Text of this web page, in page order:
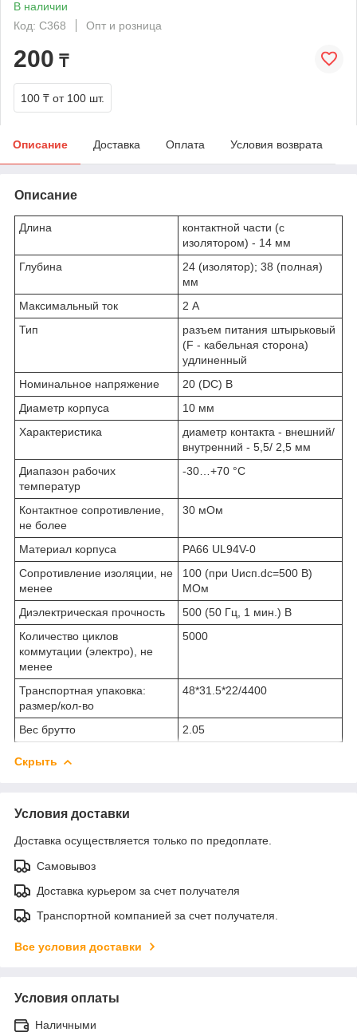
В наличии
Код: C368
Опт и розница
200 ₸
100 ₸ от 100 шт.
Описание Доставка Оплата Условия возврата
Описание
Длина
контактной части (с
изолятором) - 14 мм
Глубина
24 (изолятор); 38 (полная)
мм
Максимальный ток
2 А
Тип
разъем питания штырьковый
(F - кабельная сторона)
удлиненный
Номинальное напряжение
20 (DC) В
Диаметр корпуса
10 мм
Характеристика
диаметр контакта - внешний/
внутренний - 5,5/ 2,5 мм
Диапазон рабочих
температур
-30…+70 °С
Контактное сопротивление,
не более
30 мОм
Материал корпуса
PA66 UL94V-0
Сопротивление изоляции, не
менее
100 (при Uисп.dc=500 В)
МОм
Диэлектрическая прочность
500 (50 Гц, 1 мин.) В
Количество циклов
коммутации (электро), не
менее
5000
Транспортная упаковка:
размер/кол-во
48*31.5*22/4400
Вес брутто 2.05
Скрыть
Условия доставки
Доставка осуществляется только по предоплате.
Самовывоз
Доставка курьером за счет получателя
Транспортной компанией за счет получателя.
Все условия доставки
Условия оплаты
Наличными